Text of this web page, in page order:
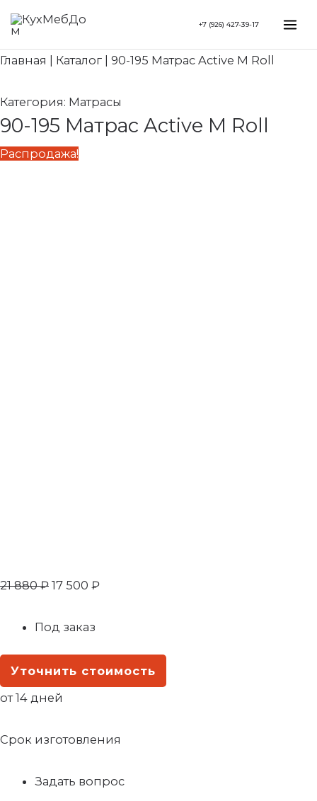
Перейти
содержимому
+7 (926) 427-39-17
Главная Каталог 90-195 Матрас Active M Roll
Категория: Матрасы
90-195 Матрас Active M Roll
Распродажа!
21 880₽
Первоначальная
составляла
880 ₽.
17 500 ₽
17
Под заказ
Уточнить стоимость
от 14 дней
Срок изготовления
Задать вопрос
Search...